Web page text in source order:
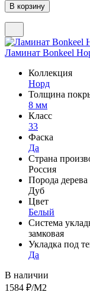
Ламинат Bonkeel
Коллекция
Норд
Толщина
8 мм
Класс
33
Фаска
Да
Страна
Россия
Порода дерева
Дуб
Цвет
Белый
Система
замковая
Укладка под
Да
В наличии
1584 ₽/М2